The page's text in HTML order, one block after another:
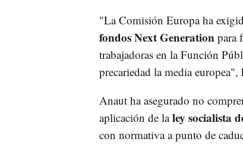
"La Comisión Europa ha
fondos Next Generation para
trabajadoras en la Función
precariedad la media europea",
Anaut ha asegurado no
aplicación de laley socialista
con normativa a punto de